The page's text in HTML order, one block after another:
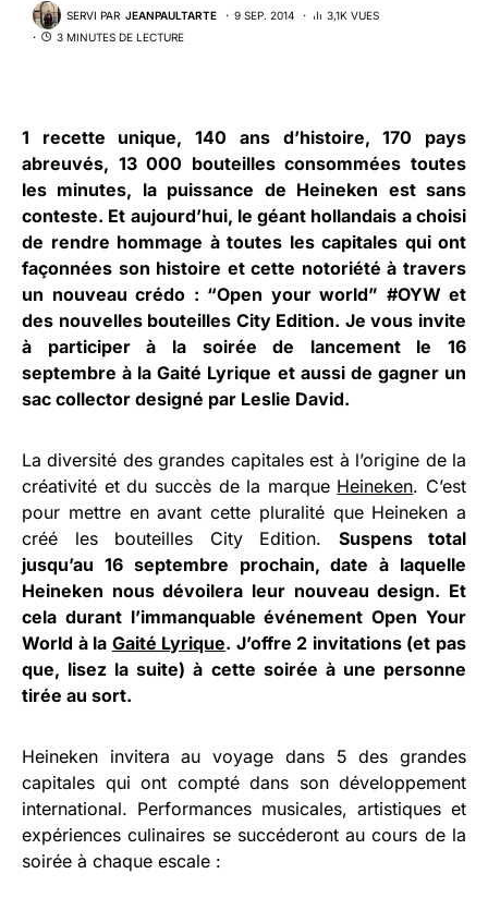
SERVI PAR JEANPAULTARTE 9 SEP. 2014
3,1K VUES
3 MINUTES DE LECTURE
1 recette unique, 140 ans d’histoire, 170 pays
abreuvés, 13 000 bouteilles consommées toutes
les minutes, la puissance de Heineken est sans
conteste. Et aujourd’hui, le géant hollandais a choisi
de rendre hommage à toutes les capitales qui ont
façonnées son histoire et cette notoriété à travers
un nouveau crédo : “Open your world” #OYW et
des nouvelles bouteilles City Edition. Je vous invite
à participer à la soirée de lancement le 16
septembre à la Gaité Lyrique et aussi de gagner un
sac collector designé par Leslie David.
La diversité des grandes capitales est à l’origine de la
créativité et du succès de la marque Heineken. C’est
pour mettre en avant cette pluralité que Heineken a
créé les bouteilles City Edition. Suspens total
jusqu’au 16 septembre prochain, date à laquelle
Heineken nous dévoilera leur nouveau design. Et
cela durant l’immanquable événement Open Your
World à la Gaité Lyrique. J’offre 2 invitations (et pas
que, lisez la suite) à cette soirée à une personne
tirée au sort.
Heineken invitera au voyage dans 5 des grandes
capitales qui ont compté dans son développement
international. Performances musicales, artistiques et
expériences culinaires se succéderont au cours de la
soirée à chaque escale :